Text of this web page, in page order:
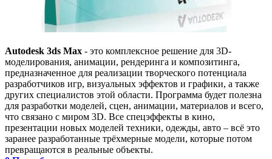
Autodesk 3ds Max - это комплексное решение для 3D-
моделирования, анимации, рендеринга и композитинга,
предназначенное для реализации творческого потенциала
разработчиков игр, визуальных эффектов и графики, а также
других специалистов этой области. Программа будет полезна
для разработки моделей, сцен, анимации, материалов и всего,
что связано с миром 3D. Все спецэффекты в кино,
презентации новых моделей техники, одежды, авто – всё это
заранее разработанные трёхмерные модели, которые потом
превращаются в реальные объекты.